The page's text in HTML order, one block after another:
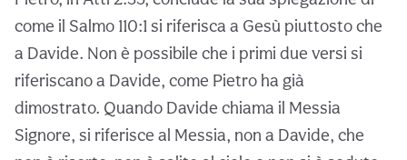
come il Salmo 110:1 si riferisca a Gesù piuttosto che
a Davide. Non è possibile che i primi due versi si
riferiscano a Davide, come Pietro ha già
dimostrato. Quando Davide chiama il Messia
Signore, si riferisce al Messia, non a Davide, che